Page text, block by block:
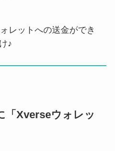
レットへの送金ができ
♪
「Xverseウォレッ